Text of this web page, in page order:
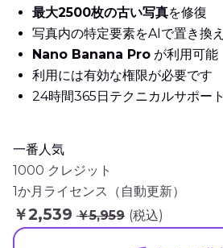
一番人気
1000 クレジット
1か月ライセンス（自動更新）
￥2,539 ￥5,959 (税込)
最大2500枚の古い写真を修復
写真内の特定要素をAIで置き換え
Nano Banana Pro が利用可能
利用には有効な権限が必要です
24時間365日テクニカルサポート